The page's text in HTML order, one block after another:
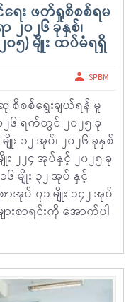
ရေး ဖတ်ရှုစိစစ်ရမ
၀၂၆ ခုနှစ်၊
) မျိုး ထပ်မံရရှိ
SPBM
စိစစ်ရွေးချယ်ရန် မူ
၆ ရက်တွင် ၂၀၂၅ ခု
၁၂ အုပ်၊ ၂၀၂၆ ခုနှစ်
၂၂၄ အုပ်နှင့် ၂၀၂၅ ခု
ျိုး ၃၂ အုပ် နှင့်
ပ် ၇၁ မျိုး ၁၄၂ အုပ်
စာရင်းကို အောက်ပါ